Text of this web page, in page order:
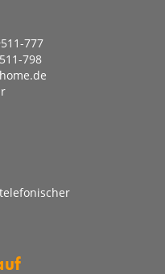
777
798